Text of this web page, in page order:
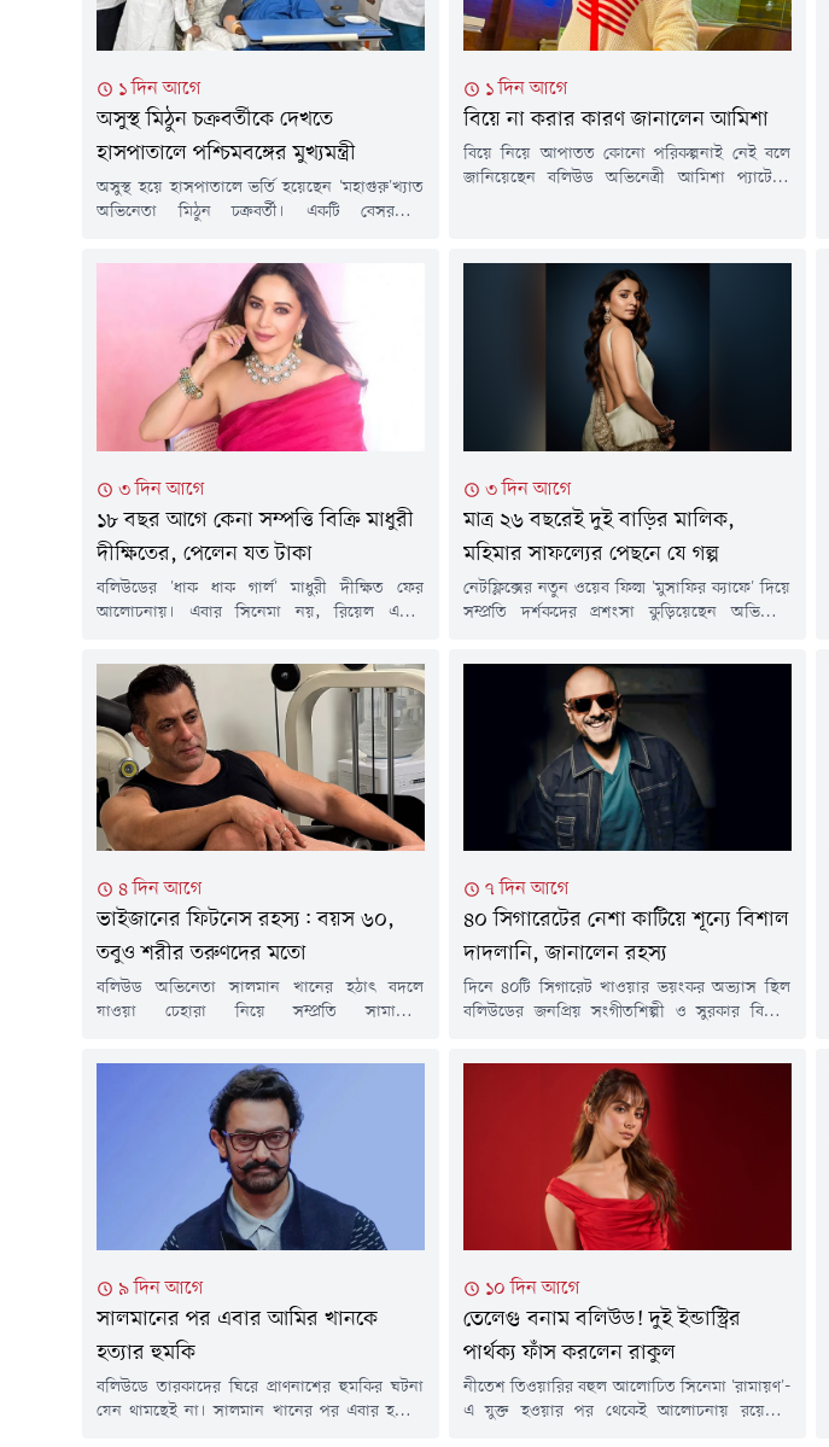
১ দিন আগে
অসুস্থ মিঠুন চক্রবর্তীকে দেখতে
হাসপাতালে পশ্চিমবঙ্গের মুখ্যমন্ত্রী
অসুস্থ হয়ে হাসপাতালে ভর্তি হয়েছেন 'মহাগুরু'খ্যাত
অভিনেতা মিঠুন চক্রবর্তী। একটি বেসরকারি
(৭ আগস্ট) সকালে অভিনেতাকে দেখতে হাসপাতালে
যান ভারতের পশ্চিমবঙ্গ রাজ্যের মুখ্যমন্ত্রী শুভেন্দু
অধিকারী। সাথে ছিলেন যাদবপুরের বিধায়ক শর্বরী
মুখোপাধ্যায়সহ অন্যান্যরা।জানা গেছে, এদিন
চিকিৎসকদের সাথেও কথা বলেন শুভেন্দু অধিকারী।
খোঁজ নেন মিঠুন চক্রবর্তীর শারীরিক অবস্থার।
শুক্রবার...
১ দিন আগে
বিয়ে না করার কারণ জানালেন আমিশা
বিয়ে নিয়ে আপাতত কোনো পরিকল্পনাই নেই বলে
জানিয়েছেন বলিউড অভিনেত্রী আমিশা প্যাটেল।
পর্বে নিজের ব্যক্তিগতজীবন নিয়ে খোলাখুলি কথা
বলেন আমিশা প্যাটেল। যদিও এর আগে অভিনেত্রীর
নাম একাধিক ব্যক্তির সাথে জড়ালেও চলচ্চিত্র...
৩ দিন আগে
১৮ বছর আগে কেনা সম্পত্তি বিক্রি মাধুরী
দীক্ষিতের, পেলেন যত টাকা
বলিউডের 'ধাক ধাক গার্ল' মাধুরী দীক্ষিত ফের
আলোচনায়। এবার সিনেমা নয়, রিয়েল এস্টেট
এসেছেন এই অভিনেত্রী।প্রায় ১৮ বছর আগে মুম্বইয়ের
পশ্চিম আন্ধেরিতে একটি অফিস কিনেছিলেন মাধুরী।
২০০৮ সালের দিকে কেনা সেই অফিসটির জন্য তিনি
দিয়েছিলেন প্রায় ৫২ লাখ ৫০ হাজার টাকা। দীর্ঘদিন
পর সেই...
৩ দিন আগে
মাত্র ২৬ বছরেই দুই বাড়ির মালিক,
মহিমার সাফল্যের পেছনে যে গল্প
নেটফ্লিক্সের নতুন ওয়েব ফিল্ম 'মুসাফির ক্যাফে' দিয়ে
সম্প্রতি দর্শকদের প্রশংসা কুড়িয়েছেন অভিনেত্রী
সাফল্যের শিখরে থাকলেও তার এই পথচলা ছিল দীর্ঘ
সংগ্রাম আর কঠিন পরিশ্রমে ভরা।মাত্র পাঁচ মাস বয়সে
বাবাকে হারানো মহিমা মুম্বাইয়ের একটি বস্তিতে বড়
হয়েছেন। তবে কঠোর পরিশ্রম ও মায়ের অনুপ্রেরণায়
৪ দিন আগে
ভাইজানের ফিটনেস রহস্য: বয়স ৬০,
তবুও শরীর তরুণদের মতো
বলিউড অভিনেতা সালমান খানের হঠাৎ বদলে
যাওয়া চেহারা নিয়ে সম্প্রতি সামাজিক
একটি ভিডিওতে তাকে আগের তুলনায় অনেকটা
রোগা দেখা যায়। এরপর থেকেই ভক্তদের মধ্যে গুঞ্জন
ছড়িয়ে পড়ে-অসুস্থ হয়ে পড়েছেন কি না ভাইজান?
তবে সেই সব জল্পনার অবসান ঘটিয়েছেন খোদ
সালমান খান। জানিয়েছেন, অসুস্থতার কারণে নয়,
৭ দিন আগে
৪০ সিগারেটের নেশা কাটিয়ে শূন্যে বিশাল
দাদলানি, জানালেন রহস্য
দিনে ৪০টি সিগারেট খাওয়ার ভয়ংকর অভ্যাস ছিল
বলিউডের জনপ্রিয় সংগীতশিল্পী ও সুরকার বিশাল
নিয়ে বিরক্ত হয়ে কঠিন সিদ্ধান্ত নেন তিনি-আর নয়,
এবার পুরোপুরি ছাড়বেন ধূমপান। অবিশ্বাস্য হলেও
সত্যি, দীর্ঘদিনের এই অভ্যাস এক ঝটকায় বদলে
ফেলেন বিশাল।সম্প্রতি ইউটিউব চ্যানেল 'হিউম্যানস
অব বোম্বে'-কে দেওয়া এক সাক্ষাৎকারে...
৯ দিন আগে
সালমানের পর এবার আমির খানকে
হত্যার হুমকি
বলিউডে তারকাদের ঘিরে প্রাণনাশের হুমকির ঘটনা
যেন থামছেই না। সালমান খানের পর এবার হত্যার
১০ দিন আগে
তেলেগু বনাম বলিউড! দুই ইন্ডাস্ট্রির
পার্থক্য ফাঁস করলেন রাকুল
নীতেশ তিওয়ারির বহুল আলোচিত সিনেমা 'রামায়ণ'-
এ যুক্ত হওয়ার পর থেকেই আলোচনায় রয়েছেন